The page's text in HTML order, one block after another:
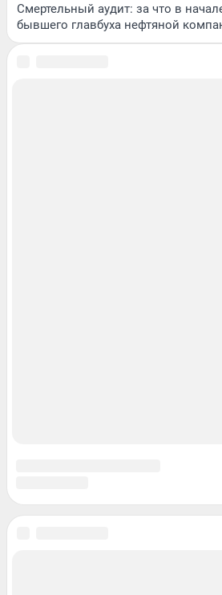
Смертельный аудит: за что в
бывшего главбуха нефтяной